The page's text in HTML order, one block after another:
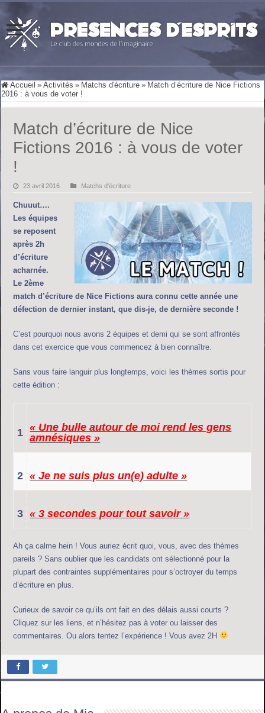
Accueil » Activités » Matchs d'écriture » Match d’écriture de Nice Fictions
2016 : à vous de voter !
Match d’écriture de Nice
Fictions 2016 : à vous de voter
!
23 avril 2016 Matchs d'écriture
Chuuut….
Les équipes
se reposent
après 2h
d’écriture
acharnée.
Le 2ème
match d’écriture de Nice Fictions aura connu cette année une
défection de dernier instant, que dis-je, de dernière seconde !
C’est pourquoi nous avons 2 équipes et demi qui se sont affrontés
dans cet exercice que vous commencez à bien connaître.
Sans vous faire languir plus longtemps, voici les thèmes sortis pour
cette édition :
1 « Une bulle autour de moi rend les gens
amnésiques »
2 « Je ne suis plus un(e) adulte »
3 « 3 secondes pour tout savoir »
Ah ça calme hein ! Vous auriez écrit quoi, vous, avec des thèmes
pareils ? Sans oublier que les candidats ont sélectionné pour la
plupart des contraintes supplémentaires pour s’octroyer du temps
d’écriture en plus.
Curieux de savoir ce qu’ils ont fait en des délais aussi courts ?
Cliquez sur les liens, et n’hésitez pas à voter ou laisser des
commentaires. Ou alors tentez l’expérience ! Vous avez 2H